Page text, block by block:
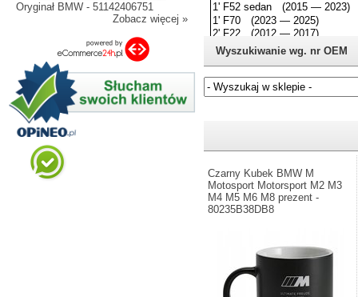
Oryginał BMW - 51142406751
Zobacz więcej »
Wyszukiwanie wg. nr OEM
Czarny Kubek BMW M
Motosport Motorsport M2 M3
M4 M5 M6 M8 prezent -
80235B38DB8